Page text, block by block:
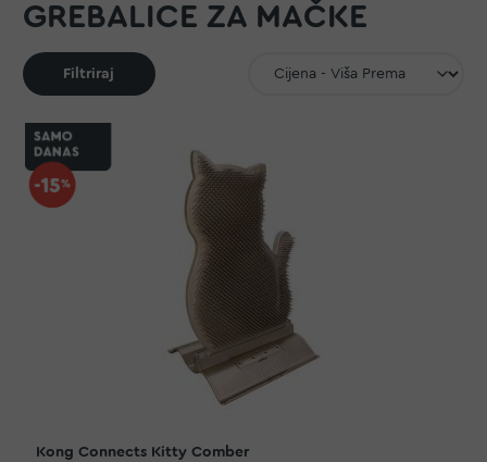
GREBALICE ZA MAČKE
Filtriraj
Kong Connects Kitty Comber